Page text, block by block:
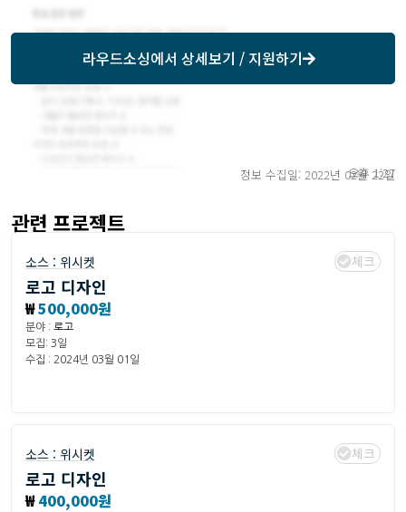
라우드소싱에서 상세보기 / 지원하기
정보 수집일: 2022년 02월 22일
오후 1:27
관련 프로젝트
소스 : 위시켓 체크
로고 디자인
₩500,000원
분야 : 로고
모집: 3일
수집 : 2024년 03월 01일
소스 : 위시켓 체크
로고 디자인
₩400,000원